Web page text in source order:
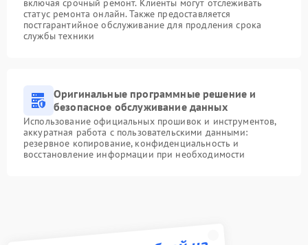
включая срочный ремонт. Клиенты могут отслеживать
статус ремонта онлайн. Также предоставляется
постгарантийное обслуживание для продления срока
службы техники
Оригинальные программные решение и
безопасное обслуживание данных
Использование официальных прошивок и инструментов,
аккуратная работа с пользовательскими данными:
резервное копирование, конфиденциальность и
восстановление информации при необходимости